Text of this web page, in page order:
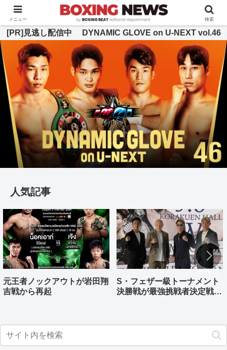
BOXING BEAT [ボクシング・ビート] 公式サイト
[PR]見逃し配信中 DYNAMIC GLOVE on U-NEXT vol.46
人気記事
元王者ノックアウトが岩田翔
吉戦から再起
S・フェザー級トーナメント
決勝戦が最強挑戦者決定戦兼
メニュー 検索